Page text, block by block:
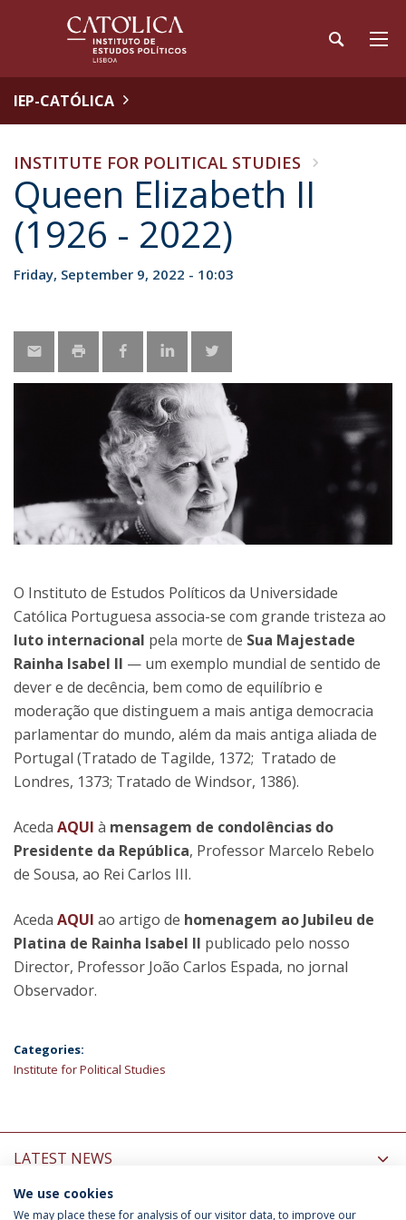
IEP-CATÓLICA
INSTITUTE FOR POLITICAL STUDIES
Queen Elizabeth II
(1926 - 2022)
Friday, September 9, 2022 - 10:03
O Instituto de Estudos Políticos da Universidade
Católica Portuguesa associa-se com grande tristeza ao
luto internacional pela morte de Sua Majestade
Rainha Isabel II — um exemplo mundial de sentido de
dever e de decência, bem como de equilíbrio e
moderação que distinguem a mais antiga democracia
parlamentar do mundo, além da mais antiga aliada de
Portugal (Tratado de Tagilde, 1372; Tratado de
Londres, 1373; Tratado de Windsor, 1386).
Aceda AQUI à mensagem de condolências do
Presidente da República, Professor Marcelo Rebelo
de Sousa, ao Rei Carlos III.
Aceda AQUI ao artigo de homenagem ao Jubileu de
Platina de Rainha Isabel II publicado pelo nosso
Director, Professor João Carlos Espada, no jornal
Observador.
Categories:
Institute for Political Studies
LATEST NEWS
INFORMATION FOR
We use cookies
We may place these for analysis of our visitor data, to improve our